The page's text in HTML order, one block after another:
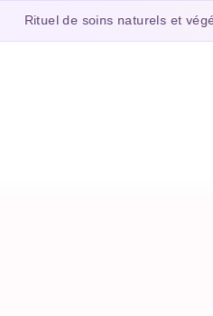
Rituel de soins naturels et végétaux